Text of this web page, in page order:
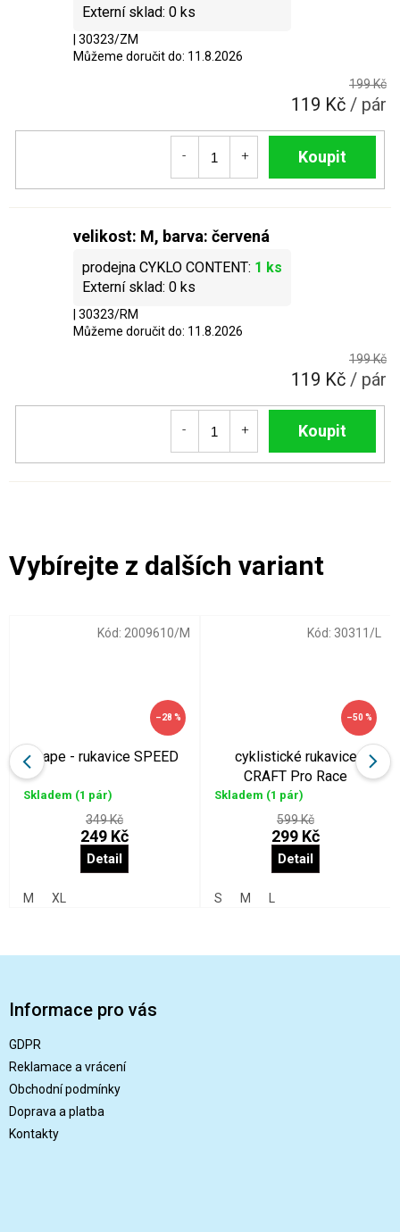
–28 %
Etape - rukavice SPEED
Skladem (1 pár)
349 Kč
249 Kč
Detail
M XL
Kód: 2009610/M
–50 %
cyklistické rukavice
CRAFT Pro Race
Skladem (1 pár)
599 Kč
299 Kč
Detail
S M
Kód: 30311/L
0 ks
| 30323/ZM
Můžeme doručit do: 11.8.2026
199 Kč
119 Kč / pár
Do košíku
velikost: M, barva: červená
1 ks
0 ks
| 30323/RM
Můžeme doručit do: 11.8.2026
199 Kč
119 Kč / pár
Do košíku
Informace pro vás
GDPR
Reklamace a vrácení
Obchodní podmínky
Doprava a platba
Kontakty